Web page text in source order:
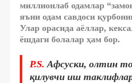
миллионлаб одамлар
яъни одам савдоси
Улар орасида аёллар,
ёшдаги болалар ҳам бор.
P.S. Афсуски, олтин
қилувчи иш